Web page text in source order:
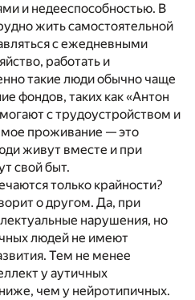
и недееспособностью. В
жить самостоятельной
с ежедневными
работать и
такие люди обычно чаще
фондов, таких как «Антон
с трудоустройством и
проживание — это
живут вместе и при
свой быт.
только крайности?
о другом. Да, при
нарушения, но
людей не имеют
Тем не менее
у аутичных
чем у нейротипичных.